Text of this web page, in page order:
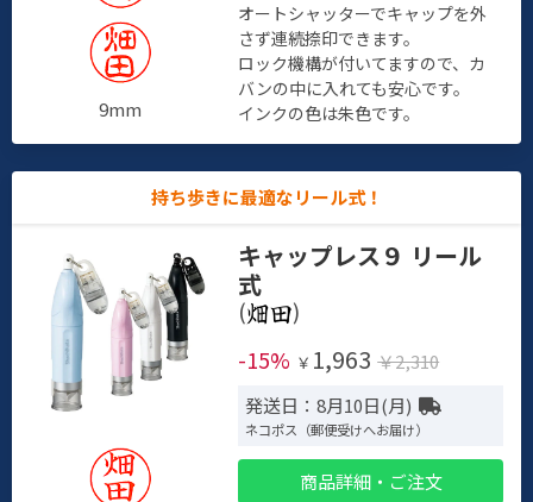
9mm
オートシャッターでキャップを外
さず連続捺印できます。
ロック機構が付いてますので、カ
バンの中に入れても安心です。
インクの色は朱色です。
持ち歩きに最適なリール式！
キャップレス９ リール
式
(
)
-15% ￥ 1,963 ￥2,310
発送日：8月10日(月)
ネコポス（郵便受けへお届け）
商品詳細・ご注文